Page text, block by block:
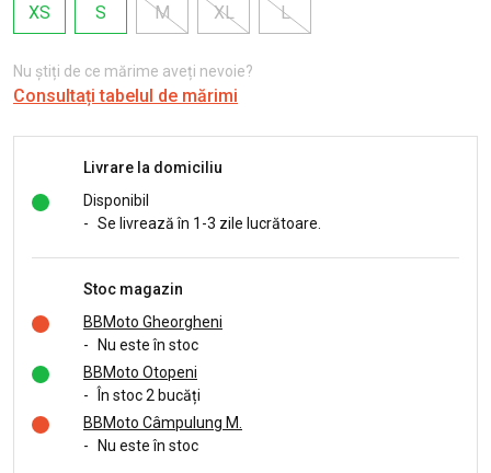
XS
S M XL L
Nu știți de ce mărime aveți nevoie?
Consultați tabelul de mărimi
Livrare la domiciliu
Disponibil
- Se livrează în 1-3 zile lucrătoare.
Stoc magazin
BBMoto Gheorgheni
-
Nu este în stoc
BBMoto Otopeni
-
În stoc 2 bucăți
BBMoto Câmpulung M.
-
Nu este în stoc